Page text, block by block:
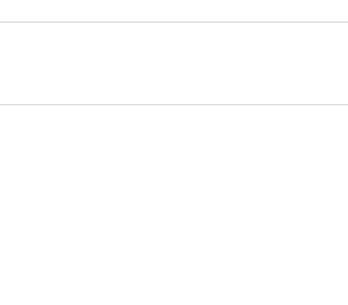
Pont Neuf
Vom sadistischen Wärter und